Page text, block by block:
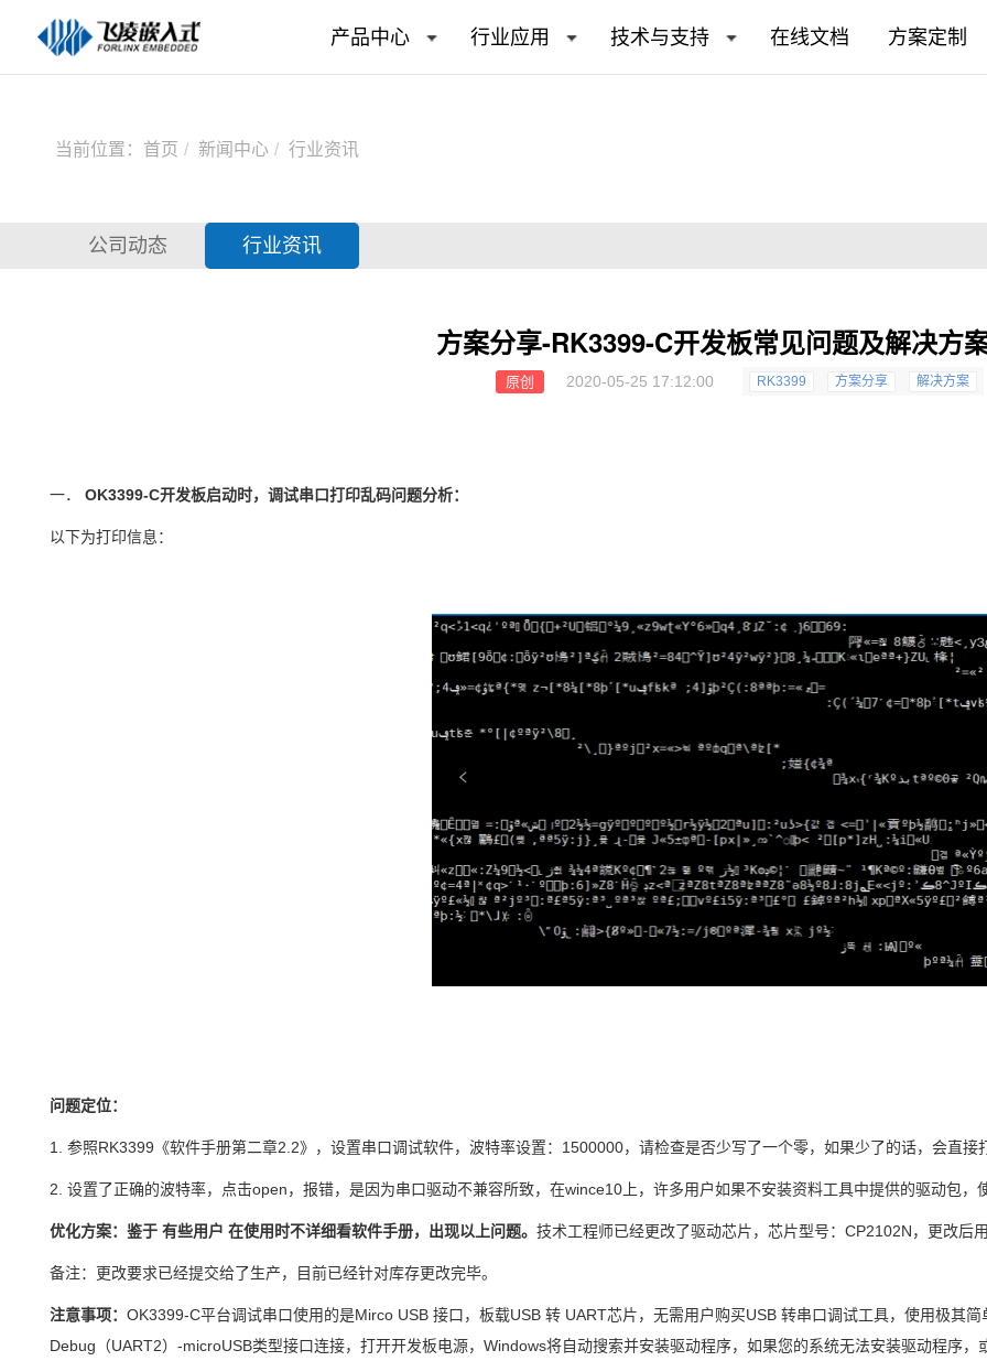
产品中心 行业应用 技术与支持 在线文档 方案定制
当前位置： 首页 新闻中心 行业资讯
公司动态 行业资讯
方案分享-RK3399-C开发板常见问题及解决方
原创 2020-05-25 17:12:00 RK3399 方案分享 解决方案
一． OK3399-C开发板启动时，调试串口打印乱码问题分析：
以下为打印信息：
问题定位：
1.参照RK3399 《软件手册第二章2.2》，设置串口调试软件，波特率设置： 1500000，请检查是否少写了一个零，如果少了的话，会直接
2.设置了正确的波特率，点击open，报错，是因为串口驱动不兼容所致，在wince10 上，许多用户如果不安装资料工具中提供的驱动包，
优化方案：鉴于 有些用户 在使用时不详细看软件手册，出现以上问题。技术工程师已经更改了驱动芯片， 芯片型号：CP2102N，更改后
备注：更改要求已经提交给了生产，目前已经针对库存更改完毕。
注意事项：OK3399-C平台调试串口使用的是Mirco USB接口，板载USB转 UART芯片，无需用户购买USB转串口调试工具，使用极其
Debug （UART2）-microUSB类型接口连接，打开开发板电源，Windows将自动搜索并安装驱动程序，如果您的系统无法安装驱动程序